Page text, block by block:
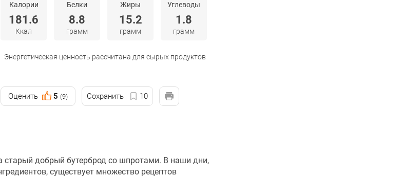
Калории
181.6
Ккал
Белки
8.8
грамм
Жиры
15.2
грамм
Углеводы
1.8
грамм
Энергетическая ценность рассчитана для сырых продуктов
Оценить 5 (9) Сохранить 10
старый добрый бутерброд со шпротами. В наши дни,
существует множество рецептов